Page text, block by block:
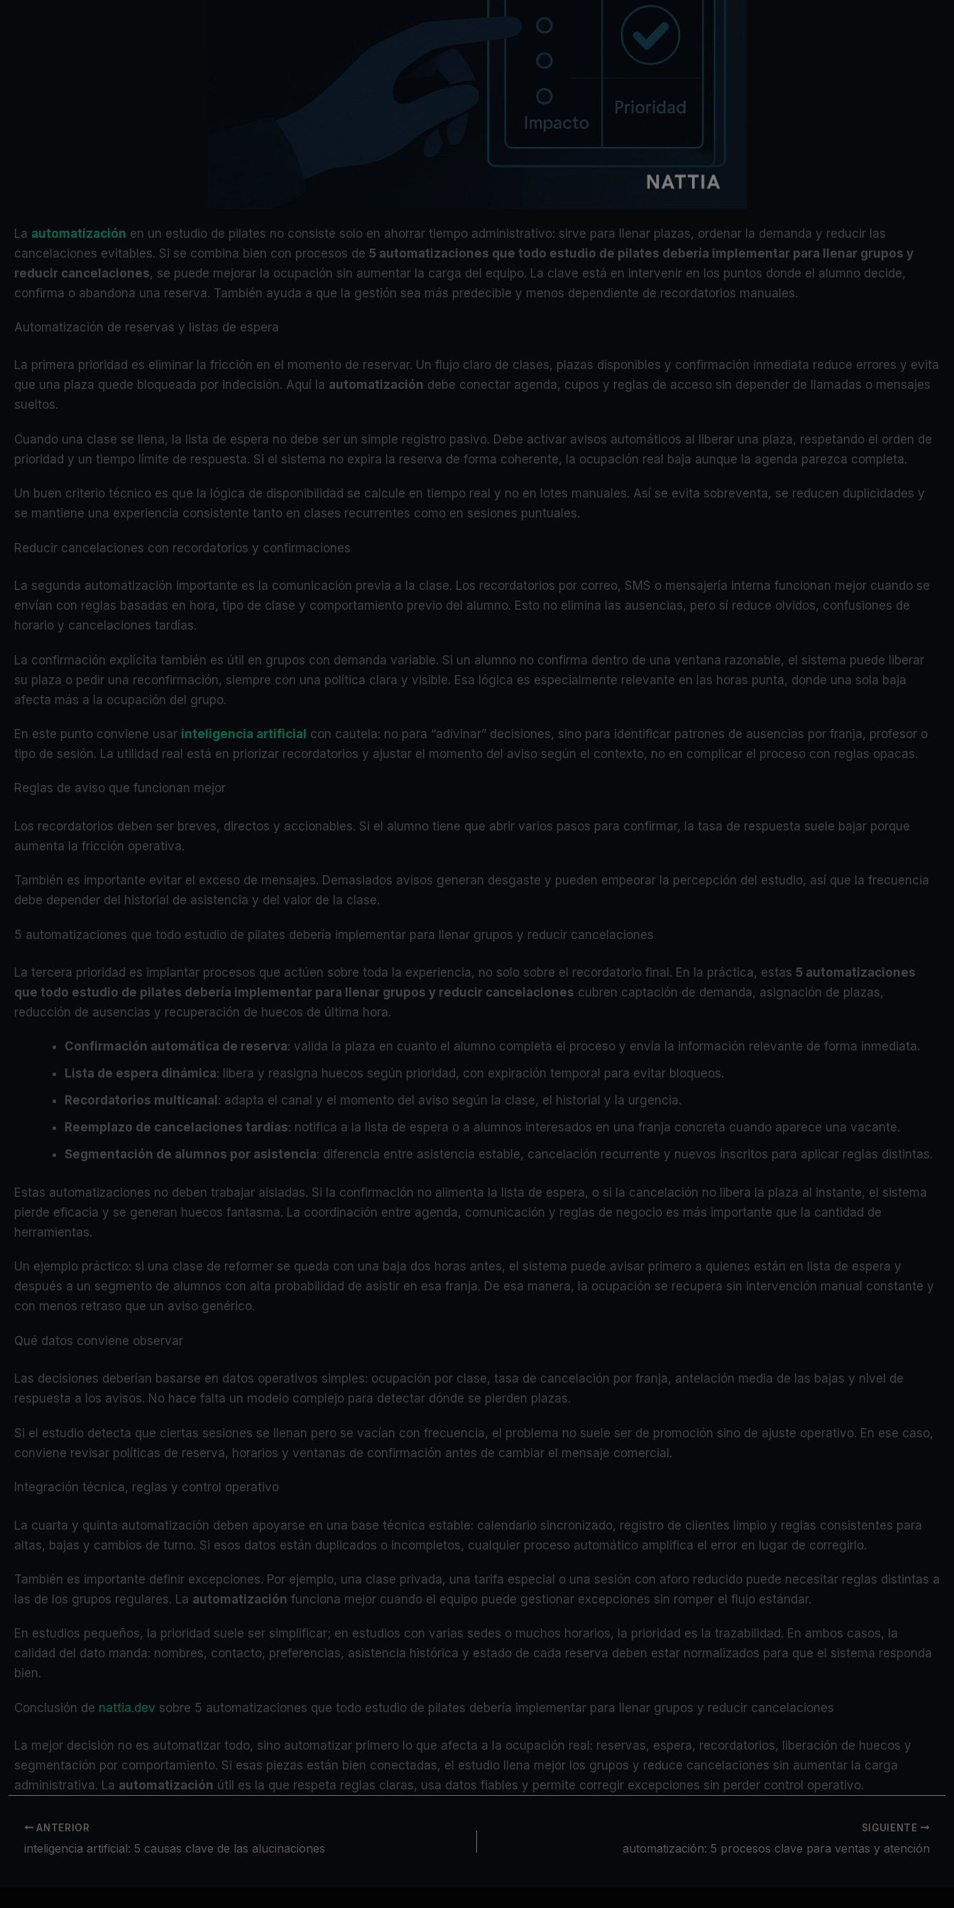
La automatización en un estudio de pilates no consiste solo en ahorrar tiempo administrativo: sirve para llenar plazas, ordenar la demanda y reducir las
cancelaciones evitables. Si se combina bien con procesos de 5 automatizaciones que todo estudio de pilates debería implementar para llenar grupos y
reducir cancelaciones, se puede mejorar la ocupación sin aumentar la carga del equipo. La clave está en intervenir en los puntos donde el alumno decide,
confirma o abandona una reserva. También ayuda a que la gestión sea más predecible y menos dependiente de recordatorios manuales.
Automatización de reservas y listas de espera
La primera prioridad es eliminar la fricción en el momento de reservar. Un flujo claro de clases, plazas disponibles y confirmación inmediata reduce errores y evita
que una plaza quede bloqueada por indecisión. Aquí la automatización debe conectar agenda, cupos y reglas de acceso sin depender de llamadas o mensajes
sueltos.
Cuando una clase se llena, la lista de espera no debe ser un simple registro pasivo. Debe activar avisos automáticos al liberar una plaza, respetando el orden de
prioridad y un tiempo límite de respuesta. Si el sistema no expira la reserva de forma coherente, la ocupación real baja aunque la agenda parezca completa.
Un buen criterio técnico es que la lógica de disponibilidad se calcule en tiempo real y no en lotes manuales. Así se evita sobreventa, se reducen duplicidades y
se mantiene una experiencia consistente tanto en clases recurrentes como en sesiones puntuales.
Reducir cancelaciones con recordatorios y confirmaciones
La segunda automatización importante es la comunicación previa a la clase. Los recordatorios por correo, SMS o mensajería interna funcionan mejor cuando se
envían con reglas basadas en hora, tipo de clase y comportamiento previo del alumno. Esto no elimina las ausencias, pero sí reduce olvidos, confusiones de
horario y cancelaciones tardías.
La confirmación explícita también es útil en grupos con demanda variable. Si un alumno no confirma dentro de una ventana razonable, el sistema puede liberar
su plaza o pedir una reconfirmación, siempre con una política clara y visible. Esa lógica es especialmente relevante en las horas punta, donde una sola baja
afecta más a la ocupación del grupo.
En este punto conviene usar inteligencia artificial con cautela: no para “adivinar” decisiones, sino para identificar patrones de ausencias por franja, profesor o
tipo de sesión. La utilidad real está en priorizar recordatorios y ajustar el momento del aviso según el contexto, no en complicar el proceso con reglas opacas.
Reglas de aviso que funcionan mejor
Los recordatorios deben ser breves, directos y accionables. Si el alumno tiene que abrir varios pasos para confirmar, la tasa de respuesta suele bajar porque
aumenta la fricción operativa.
También es importante evitar el exceso de mensajes. Demasiados avisos generan desgaste y pueden empeorar la percepción del estudio, así que la frecuencia
debe depender del historial de asistencia y del valor de la clase.
5 automatizaciones que todo estudio de pilates debería implementar para llenar grupos y reducir cancelaciones
La tercera prioridad es implantar procesos que actúen sobre toda la experiencia, no solo sobre el recordatorio final. En la práctica, estas 5 automatizaciones
que todo estudio de pilates debería implementar para llenar grupos y reducir cancelaciones cubren captación de demanda, asignación de plazas,
reducción de ausencias y recuperación de huecos de última hora.
Confirmación automática de reserva: valida la plaza en cuanto el alumno completa el proceso y envía la información relevante de forma inmediata.
Lista de espera dinámica: libera y reasigna huecos según prioridad, con expiración temporal para evitar bloqueos.
Recordatorios multicanal : adapta el canal y el momento del aviso según la clase, el historial y la urgencia.
Reemplazo de cancelaciones tardías: notifica a la lista de espera o a alumnos interesados en una franja concreta cuando aparece una vacante.
Segmentación de alumnos por asistencia: diferencia entre asistencia estable, cancelación recurrente y nuevos inscritos para aplicar reglas distintas.
Estas automatizaciones no deben trabajar aisladas. Si la confirmación no alimenta la lista de espera, o si la cancelación no libera la plaza al instante, el sistema
pierde eficacia y se generan huecos fantasma. La coordinación entre agenda, comunicación y reglas de negocio es más importante que la cantidad de
herramientas.
Un ejemplo práctico: si una clase de reformer se queda con una baja dos horas antes, el sistema puede avisar primero a quienes están en lista de espera y
después a un segmento de alumnos con alta probabilidad de asistir en esa franja. De esa manera, la ocupación se recupera sin intervención manual constante y
con menos retraso que un aviso genérico.
Qué datos conviene observar
Las decisiones deberían basarse en datos operativos simples: ocupación por clase, tasa de cancelación por franja, antelación media de las bajas y nivel de
respuesta a los avisos. No hace falta un modelo complejo para detectar dónde se pierden plazas.
Si el estudio detecta que ciertas sesiones se llenan pero se vacían con frecuencia, el problema no suele ser de promoción sino de ajuste operativo. En ese caso,
conviene revisar políticas de reserva, horarios y ventanas de confirmación antes de cambiar el mensaje comercial.
Integración técnica, reglas y control operativo
La cuarta y quinta automatización deben apoyarse en una base técnica estable: calendario sincronizado, registro de clientes limpio y reglas consistentes para
altas, bajas y cambios de turno. Si esos datos están duplicados o incompletos, cualquier proceso automático amplifica el error en lugar de corregirlo.
También es importante definir excepciones. Por ejemplo, una clase privada, una tarifa especial o una sesión con aforo reducido puede necesitar reglas distintas a
las de los grupos regulares. La automatización funciona mejor cuando el equipo puede gestionar excepciones sin romper el flujo estándar.
En estudios pequeños, la prioridad suele ser simplificar; en estudios con varias sedes o muchos horarios, la prioridad es la trazabilidad. En ambos casos, la
calidad del dato manda: nombres, contacto, preferencias, asistencia histórica y estado de cada reserva deben estar normalizados para que el sistema responda
bien.
Conclusión de nattia.dev sobre 5 automatizaciones que todo estudio de pilates debería implementar para llenar grupos y reducir cancelaciones
La mejor decisión no es automatizar todo, sino automatizar primero lo que afecta a la ocupación real: reservas, espera, recordatorios, liberación de huecos y
segmentación por comportamiento. Si esas piezas están bien conectadas, el estudio llena mejor los grupos y reduce cancelaciones sin aumentar la carga
administrativa. La automatización útil es la que respeta reglas claras, usa datos fiables y permite corregir excepciones sin perder control operativo.
ANTERIOR
inteligencia artificial: 5 causas clave de las alucinaciones
SIGUIENTE
automatización: 5 procesos clave para ventas y atención